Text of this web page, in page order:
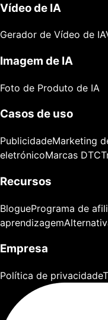
Vídeo de IA
Gerador de Vídeo de IA
Imagem de IA
Foto de Produto de IA
Casos de uso
PublicidadeMarketing
eletrónicoMarcas DTC
Recursos
BloguePrograma de
aprendizagem
Empresa
Política de privacidade